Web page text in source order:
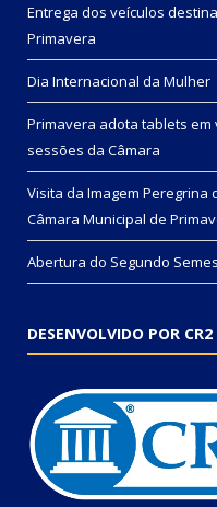
Entrega dos veículos
Primavera
Dia Internacional da Mulher
Primavera adota tablets
sessões da Câmara
Visita da Imagem Peregrina
Câmara Municipal de
Abertura do Segundo
DESENVOLVIDO POR CR2